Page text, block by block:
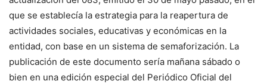
que se establecía la estrategia para la reapertura de
actividades sociales, educativas y económicas en la
entidad, con base en un sistema de semaforización. La
publicación de este documento sería mañana sábado o
bien en una edición especial del Periódico Oficial del